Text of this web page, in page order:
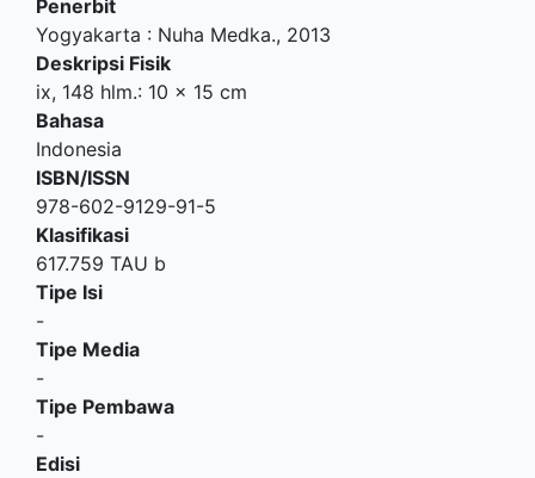
Penerbit
Yogyakarta : Nuha Medka., 2013
Deskripsi Fisik
ix, 148 hlm.: 10 x 15 cm
Bahasa
Indonesia
ISBN/ISSN
978-602-9129-91-5
Klasifikasi
617.759 TAU b
Tipe Isi
-
Tipe Media
-
Tipe Pembawa
-
Edisi